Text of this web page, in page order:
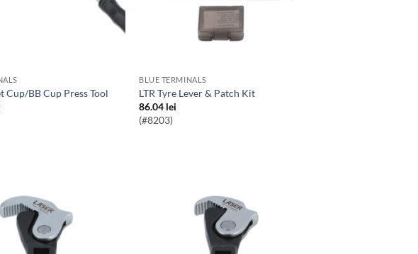
Cup/BB Cup Press Tool
BLUE TERMINALS
LTR Tyre Lever & Patch Kit
86.04 lei
(#8203)